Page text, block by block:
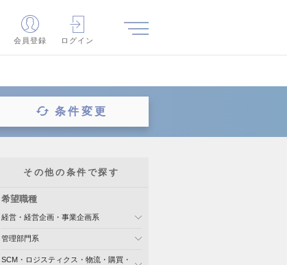
会員登録 ログイン
条件変更
その他の条件で探す
希望職種
経営・経営企画・事業企画系
管理部門系
SCM・ロジスティクス・物流・購買・